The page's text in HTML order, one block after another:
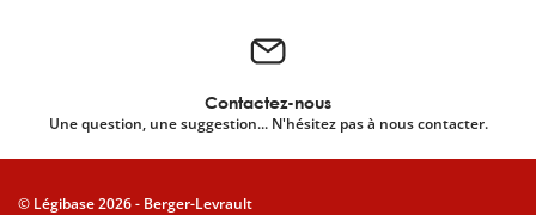
Contactez-nous
Une question, une suggestion... N'hésitez pas à nous contacter.
© Légibase 2026 - Berger-Levrault